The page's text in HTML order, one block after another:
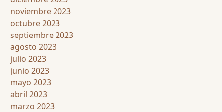
noviembre 2023
octubre 2023
septiembre 2023
agosto 2023
julio 2023
junio 2023
mayo 2023
abril 2023
marzo 2023